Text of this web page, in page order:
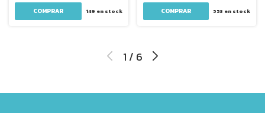
149 en stock COMPRAR 553 en stock
1 / 6